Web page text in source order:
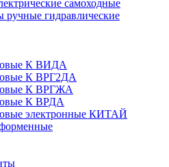
самоходные
ручные гидравлические
К ВИДА
К ВРГ2ДА
К ВРГЖА
К ВРДА
электронные КИТАЙ